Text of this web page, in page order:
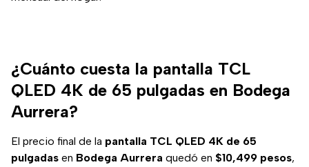
¿Cuánto cuesta la pantalla TCL
QLED 4K de 65 pulgadas en Bodega
Aurrera?
El precio final de la pantalla TCL QLED 4K de 65
pulgadas en Bodega Aurrera quedó en $10,499 pesos,